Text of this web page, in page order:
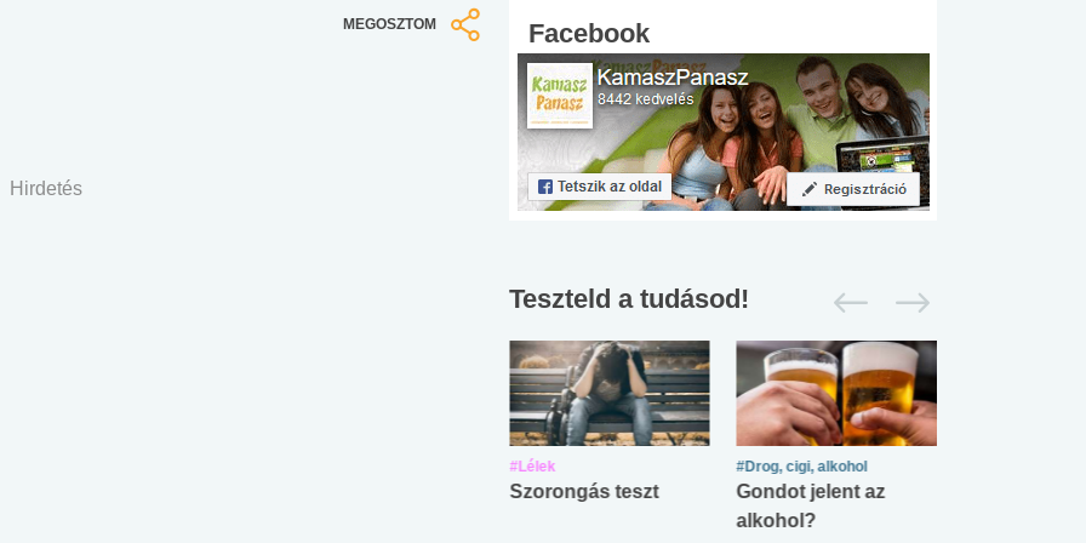
MEGOSZTOM
Hirdetés
Facebook
Teszteld a tudásod!
#Lélek
Szorongás teszt
#Drog, cigi, alkohol
Gondot jelent az
alkohol?